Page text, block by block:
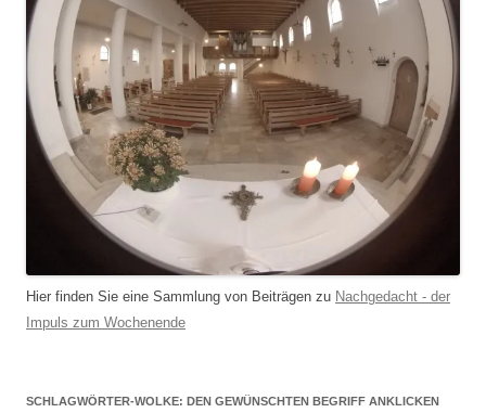
Hier finden Sie eine Sammlung von Beiträgen zu Nachgedacht - der
Impuls zum Wochenende
SCHLAGWÖRTER-WOLKE: DEN GEWÜNSCHTEN BEGRIFF ANKLICKEN